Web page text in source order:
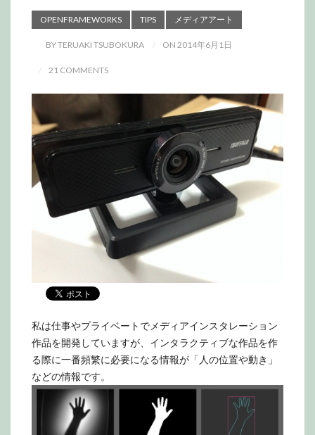
OPENFRAMEWORKS TIPS メディアアート
BY TERUAKI TSUBOKURA ON 2014年6月1日
21 COMMENTS
私は仕事やプライベートでメディアインスタレーション
作品を開発していますが、インタラクティブな作品を作
る際に一番頻繁に必要になる情報が「人の位置や動き」
などの情報です。